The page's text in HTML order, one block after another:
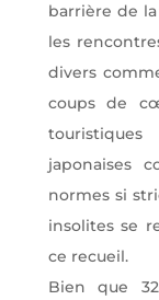
barrière de
les
divers
coups de
japonaises
normes si
insolites se
ce recueil.
Bien que